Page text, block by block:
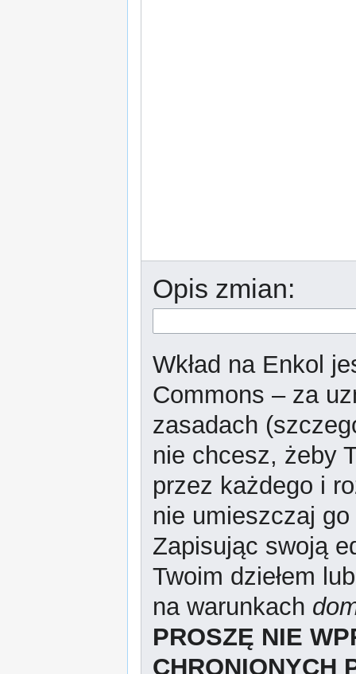
Opis zmian:
Wkład na Enkol
Commons – za
zasadach
nie chcesz, żeby
przez każdego i
nie umieszczaj
Zapisując swoją
Twoim dziełem
na warunkach
PROSZĘ NIE
CHRONIONYCH